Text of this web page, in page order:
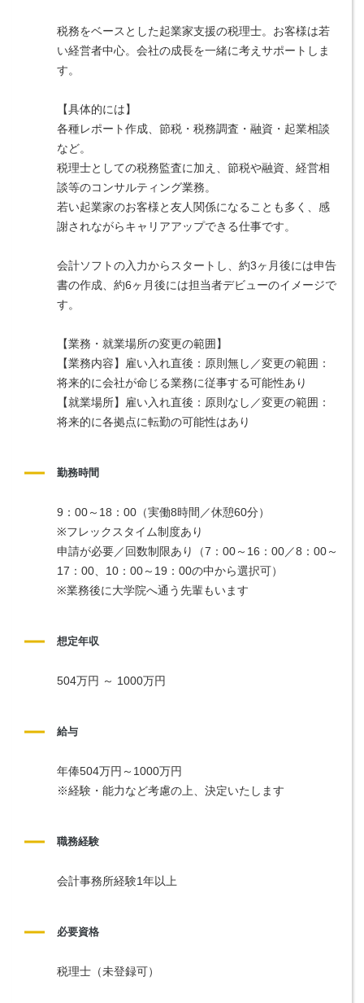
税務をベースとした起業家支援の税理士。お客様は若
い経営者中心。会社の成長を一緒に考えサポートしま
す。
【具体的には】
各種レポート作成、節税・税務調査・融資・起業相談
など。
税理士としての税務監査に加え、節税や融資、経営相
談等のコンサルティング業務。
若い起業家のお客様と友人関係になることも多く、感
謝されながらキャリアアップできる仕事です。
会計ソフトの入力からスタートし、約3ヶ月後には申告
書の作成、約6ヶ月後には担当者デビューのイメージで
す。
【業務・就業場所の変更の範囲】
【業務内容】雇い入れ直後：原則無し／変更の範囲：
将来的に会社が命じる業務に従事する可能性あり
【就業場所】雇い入れ直後：原則なし／変更の範囲：
将来的に各拠点に転勤の可能性はあり
勤務時間
9：00～18：00（実働8時間／休憩60分）
※フレックスタイム制度あり
申請が必要／回数制限あり（7：00～16：00／8：00～
17：00、10：00～19：00の中から選択可）
※業務後に大学院へ通う先輩もいます
想定年収
504万円 ～ 1000万円
給与
年俸504万円～1000万円
※経験・能力など考慮の上、決定いたします
職務経験
会計事務所経験1年以上
必要資格
税理士（未登録可）